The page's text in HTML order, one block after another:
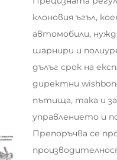
клоновия ъгъл,
автомобили,
шарнири и
дълъг срок на
директни
пътища, така и за
управлението и
Препоръчва се